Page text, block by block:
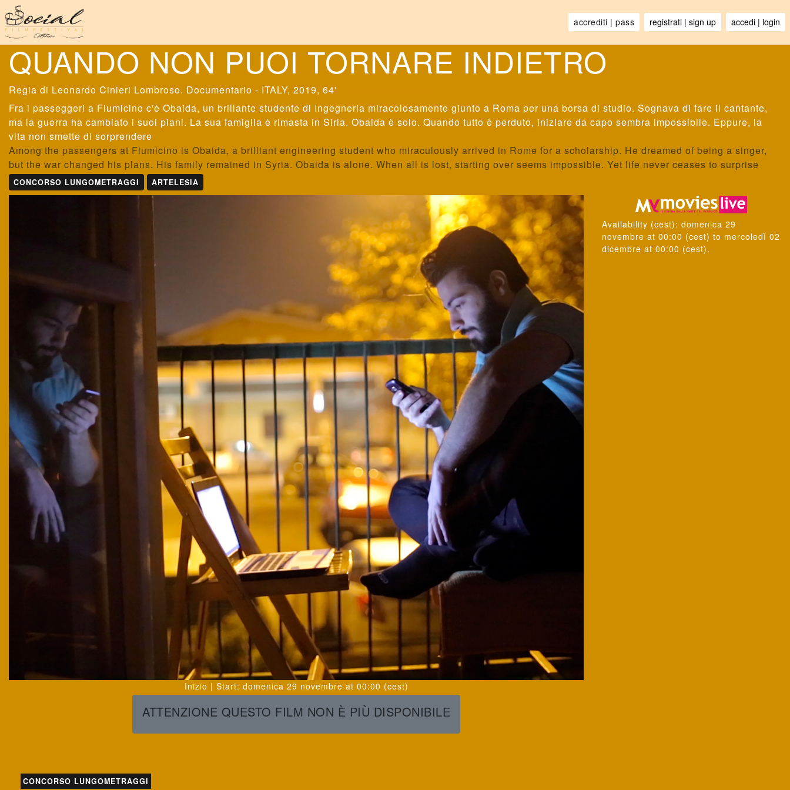
QUANDO NON PUOI TORNARE INDIETRO
Leonardo Cinieri Lombroso. Documentario - ITALY, 2019, 64'
Fra i passeggeri a Fiumicino c'è Obaida, un brillante studente di Ingegneria miracolosamente giunto a Roma per una borsa di studio. Sognava di fare il cantante,
ma la guerra ha cambiato i suoi piani. La sua famiglia è rimasta in Siria. Obaida è solo. Quando tutto è perduto, iniziare da capo sembra impossibile. Eppure, la
vita non smette di sorprendere
Among the passengers at Fiumicino is Obaida, a brilliant engineering student who miraculously arrived in Rome for a scholarship. He dreamed of being a singer,
but the war changed his plans. His family remained in Syria. Obaida is alone. When all is lost, starting over seems impossible. Yet life never ceases to surprise
CONCORSO LUNGOMETRAGGI ARTELESIA
Inizio | Start: domenica 29 novembre at 00:00 (cest)
ATTENZIONE QUESTO FILM NON È PIÙ DISPONIBILE
CONCORSO LUNGOMETRAGGI
Availability (cest): domenica 29
novembre at 00:00 (cest) to mercoledì 02
dicembre at 00:00 (cest).